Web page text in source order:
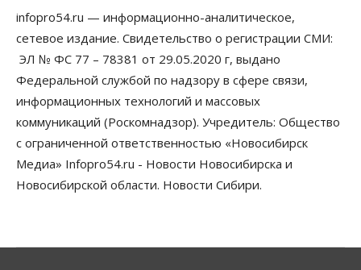
07 Августа 2026, 13:00
Власть
Школы, библиотеки, пешеходные тротуары:
депутаты Госдумы контролируют работы на
социальных объектах
07 Августа 2026, 12:35
Общество
Синоптики рассказали о погоде в Новосибирске
на выходных
07 Августа 2026, 12:00
Жители Новосибирска смогут добровольно
infopro54.ru — информационно-аналитическое,
сетевое издание. Свидетельство о регистрации СМИ:
ЭЛ № ФС 77 – 78381 от 29.05.2020 г, выдано
Федеральной службой по надзору в сфере связи,
информационных технологий и массовых
коммуникаций (Роскомнадзор). Учредитель: Общество
с ограниченной ответственностью «Новосибирск
Медиа» Infopro54.ru - Новости Новосибирска и
Новосибирской области. Новости Сибири.